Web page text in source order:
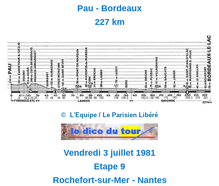
Pau - Bordeaux
227 km
© L'Equipe / Le Parisien Libéré
Vendredi 3 juillet 1981
Etape 9
Rochefort-sur-Mer - Nantes